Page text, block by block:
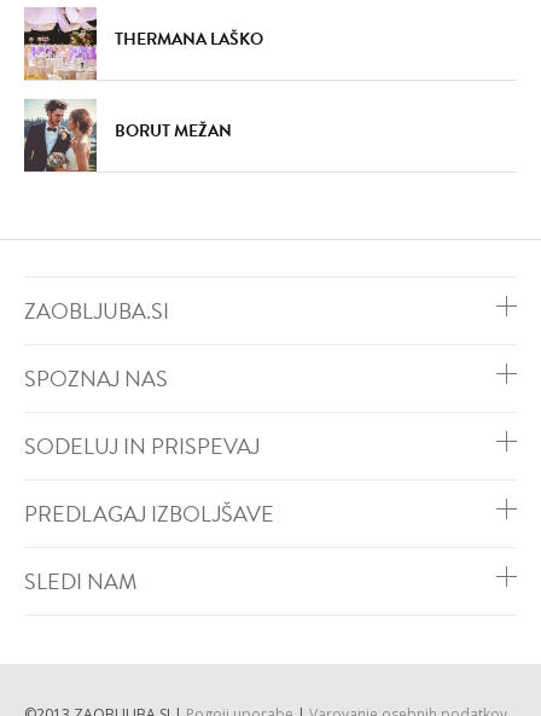
THERMANA LAŠKO
BORUT MEŽAN
ZAOBLJUBA.SI
SPOZNAJ NAS
SODELUJ IN PRISPEVAJ
PREDLAGAJ IZBOLJŠAVE
SLEDI NAM